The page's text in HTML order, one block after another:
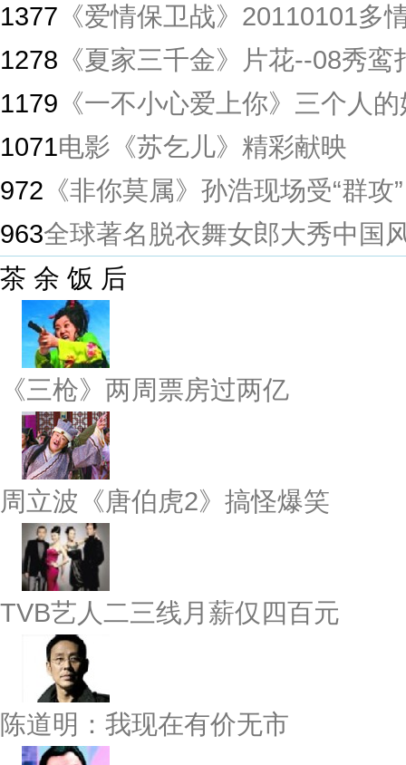
1377 《爱情保卫战》20110101多
1278 《夏家三千金》片花--08秀鸾
1179 《一不小心爱上你》三个人
1071电影《苏乞儿》精彩献映
972 《非你莫属》孙浩现场受“群攻”
963全球著名脱衣舞女郎大秀中国
茶 余 饭 后
《三枪》两周票房过两亿
周立波《唐伯虎2》搞怪爆笑
TVB艺人二三线月薪仅四百元
陈道明：我现在有价无市